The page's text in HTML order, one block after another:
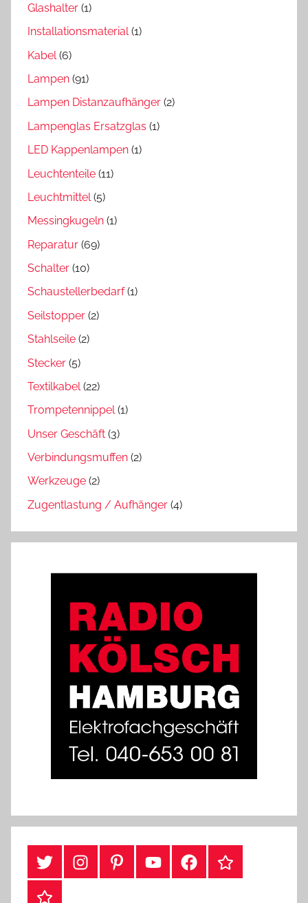
Glashalter (1)
Installationsmaterial(1)
Kabel (6)
Lampen (91)
Lampen Distanzaufhänger (2)
Lampenglas Ersatzglas (1)
LED Kappenlampen (1)
Leuchtenteile (11)
Leuchtmittel(5)
Messingkugeln (1)
Reparatur (69)
Schalter (10)
Schaustellerbedarf(1)
Seilstopper (2)
Stahlseile (2)
Stecker (5)
Textilkabel(22)
Trompetennippel(1)
Unser Geschäft (3)
Verbindungsmuffen (2)
Werkzeuge (2)
Zugentlastung / Aufhänger (4)
#TwitterInstagramPinterestYouTubeFacebookTikTok
Webshop